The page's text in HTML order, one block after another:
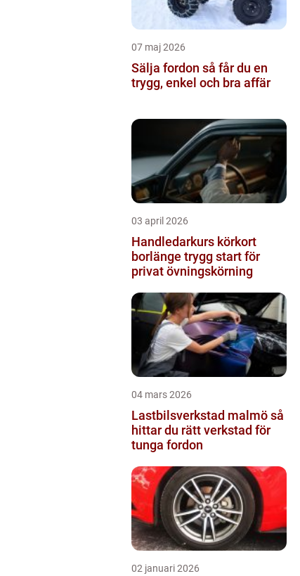
07 maj 2026
Sälja fordon så får du en
trygg, enkel och bra affär
03 april 2026
Handledarkurs körkort
borlänge trygg start för
privat övningskörning
04 mars 2026
Lastbilsverkstad malmö så
hittar du rätt verkstad för
tunga fordon
02 januari 2026